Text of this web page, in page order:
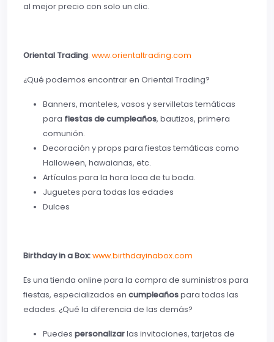
al mejor precio con solo un clic.
Oriental Trading: www.orientaltrading.com
¿Qué podemos encontrar en Oriental Trading?
Banners, manteles, vasos y servilletas temáticas
para fiestas de cumpleaños, bautizos, primera
comunión.
Decoración y props para fiestas temáticas como
Halloween, hawaianas, etc.
Artículos para la hora loca de tu boda.
Juguetes para todas las edades
Dulces
Birthday in a Box:www.birthdayinabox.com
Es una tienda online para la compra de suministros para
fiestas, especializados en cumpleañospara todas las
edades. ¿Qué la diferencia de las demás?
Puedes personalizarlas invitaciones, tarjetas de